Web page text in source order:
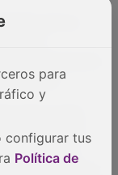
de
para
y
configurar tus
Política de